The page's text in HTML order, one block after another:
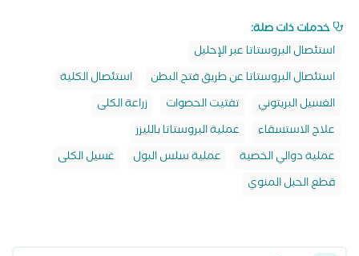
خدمات ذات صلة:
استئصال البروستاتا عبر الإحليل
استئصال البروستاتا عن طريق فتح البطن
استئصال الكلية
الغسيل البريتوني
تفتيت الحصوات
زراعة الكلى
علاج الاستسقاء
عملية البروستاتا بالليزر
عملية دوالي الخصية
عملية سلس البول
غسيل الكلى
قطع الحبل المنوي